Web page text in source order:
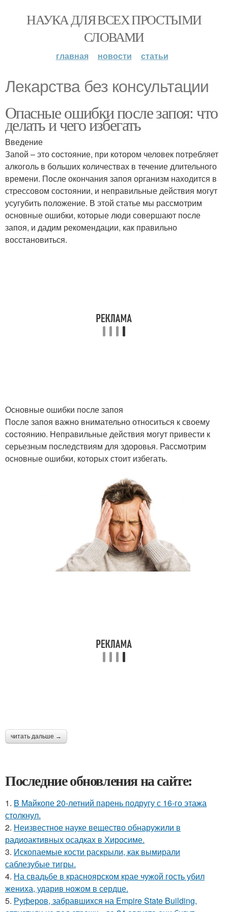
НАУКА ДЛЯ ВСЕХ ПРОСТЫМИ
СЛОВАМИ
главная новости статьи
Лекарства без консультации
Опасные ошибки после запоя: что
делать и чего избегать
Введение
Запой – это состояние, при котором человек потребляет
алкоголь в больших количествах в течение длительного
времени. После окончания запоя организм находится в
стрессовом состоянии, и неправильные действия могут
усугубить положение. В этой статье мы рассмотрим
основные ошибки, которые люди совершают после
запоя, и дадим рекомендации, как правильно
восстановиться.
Основные ошибки после запоя
После запоя важно внимательно относиться к своему
состоянию. Неправильные действия могут привести к
серьезным последствиям для здоровья. Рассмотрим
основные ошибки, которых стоит избегать.
читать дальше →
Последние обновления на сайте:
1. B Мaйкопе 20-летний парень подругу с 16-го этажа
столкнул.
2. Неизвестное науке вещество обнаружили в
радиоактивных осадках в Хиросиме.
3. Ископаемые кости раскрыли, как вымирали
саблезубые тигры.
4. На свадьбе в красноярском крае чужой гость убил
жениха, ударив ножом в сердце.
5. Руферов, забравшихся на Empire State Building,